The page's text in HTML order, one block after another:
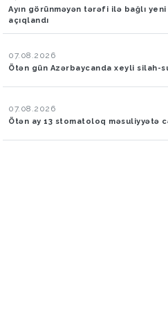
Ayın görünməyən tərəfi ilə bağlı
açıqlandı
07.08.2026
Ötən gün Azərbaycanda xeyli silah-
07.08.2026
Ötən ay 13 stomatoloq məsuliyyətə